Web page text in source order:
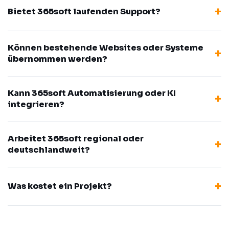
Bietet 365soft laufenden Support?
Können bestehende Websites oder Systeme
übernommen werden?
Kann 365soft Automatisierung oder KI
integrieren?
Arbeitet 365soft regional oder
deutschlandweit?
Was kostet ein Projekt?